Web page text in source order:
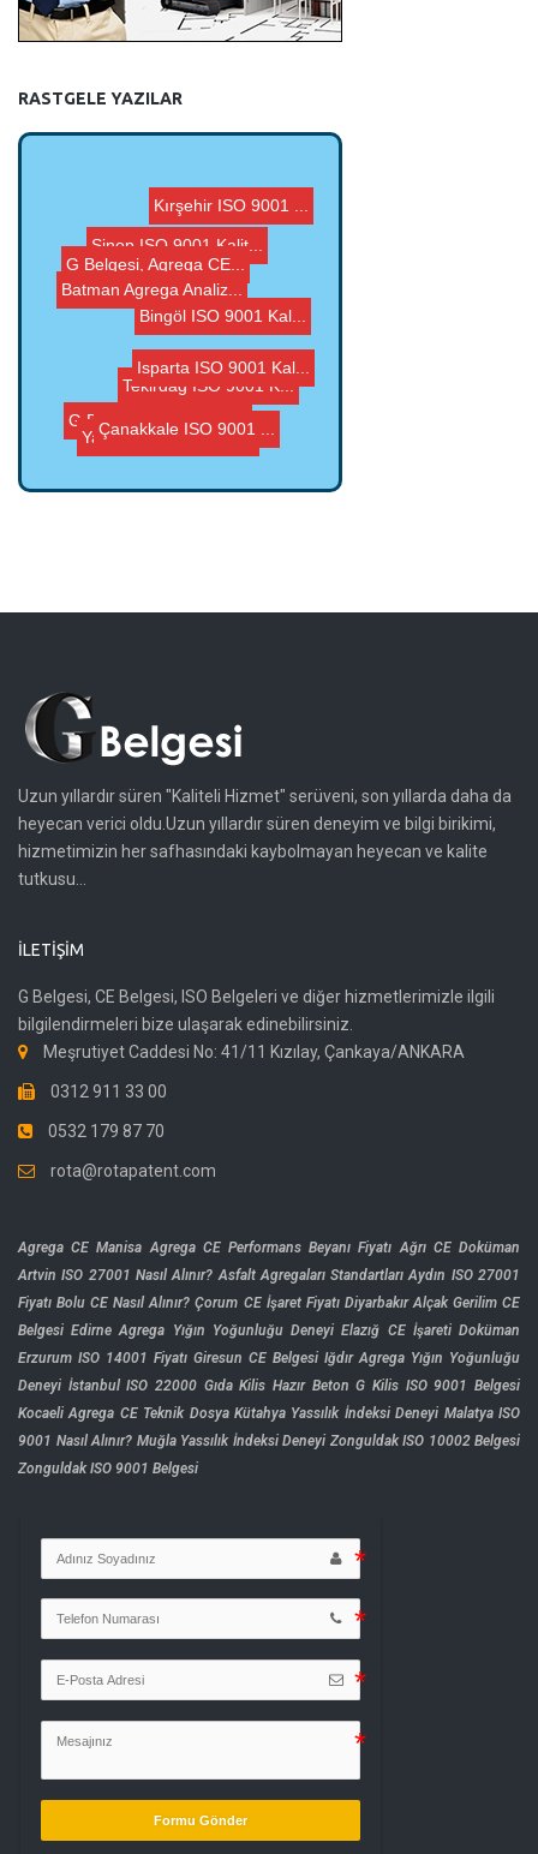
RASTGELE YAZILAR
G Belgesi, Agrega CE...
Sinop ISO 9001 Kalit...
Tekirdağ ISO 9001 K...
G Belgesi, Agrega CE...
Bingöl ISO 9001 Kal...
Yalova Agrega Analiz...
Batman Agrega Analiz...
Çanakkale ISO 9001 ...
Kırşehir ISO 9001 ...
Isparta ISO 9001 Kal...
Uzun yıllardır süren "Kaliteli Hizmet" serüveni, son yıllarda daha da
heyecan verici oldu.Uzun yıllardır süren deneyim ve bilgi birikimi,
hizmetimizin her safhasındaki kaybolmayan heyecan ve kalite
tutkusu...
İLETIŞIM
G Belgesi, CE Belgesi, ISO Belgeleri ve diğer hizmetlerimizle ilgili
bilgilendirmeleri bize ulaşarak edinebilirsiniz.
Meşrutiyet Caddesi No: 41/11 Kızılay, Çankaya/ANKARA
0312 911 33 00
0532 179 87 70
rota@rotapatent.com
Agrega CE Manisa Agrega CE Performans Beyanı Fiyatı Ağrı CE Doküman
Artvin ISO 27001 Nasıl Alınır? Asfalt Agregaları Standartları Aydın ISO 27001
Fiyatı Bolu CE Nasıl Alınır? Çorum CE İşaret Fiyatı Diyarbakır Alçak Gerilim CE
Belgesi Edirne Agrega Yığın Yoğunluğu Deneyi Elazığ CE İşareti Doküman
Erzurum ISO 14001 Fiyatı Giresun CE Belgesi Iğdır Agrega Yığın Yoğunluğu
Deneyi İstanbul ISO 22000 Gıda Kilis Hazır Beton G Kilis ISO 9001 Belgesi
Kocaeli Agrega CE Teknik Dosya Kütahya Yassılık İndeksi Deneyi Malatya ISO
9001 Nasıl Alınır? Muğla Yassılık İndeksi Deneyi Zonguldak ISO 10002 Belgesi
Zonguldak ISO 9001 Belgesi
Formu Gönder